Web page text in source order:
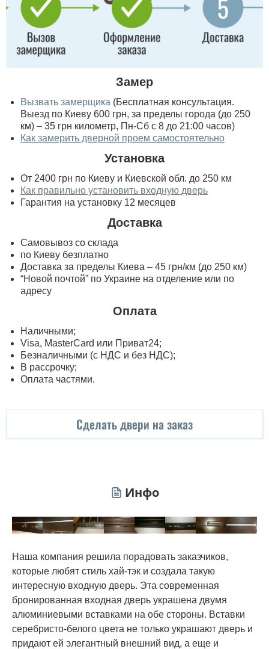
Замер
Вызвать замерщика (Бесплатная консультация.
Выезд по Киеву 600 грн, за пределы города (до 250
км) – 35 грн километр, Пн-Сб с 8 до 21:00 часов)
Как замерить дверной проем самостоятельно
Установка
От 2400 грн по Киеву и Киевской обл. до 250 км
Как правильно установить входную дверь
Гарантия на установку 12 месяцев
Доставка
Самовывоз со склада
по Киеву безплатно
Доставка за пределы Киева – 45 грн/км (до 250 км)
“Новой почтой” по Украине на отделение или по
адресу
Оплата
Наличными;
Visa, MasterСard или Приват24;
Безналичными (с НДС и без НДС);
В рассрочку;
Оплата частями.
Сделать двери на заказ
Инфо
Наша компания решила порадовать заказчиков,
которые любят стиль хай-тэк и создала такую
интересную входную дверь. Эта современная
бронированная входная дверь украшена двумя
алюминиевыми вставками на обе стороны. Вставки
серебристо-белого цвета не только украшают дверь и
придают ей элегантный внешний вид, а еще и